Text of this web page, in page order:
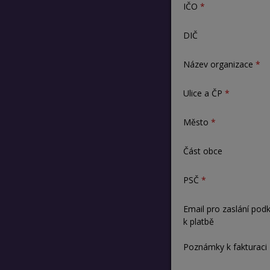
IČO
DIČ
Název organizace
Ulice a ČP
Město
Část obce
PSČ
Email pro zaslání
k platbě
Poznámky k fakturaci